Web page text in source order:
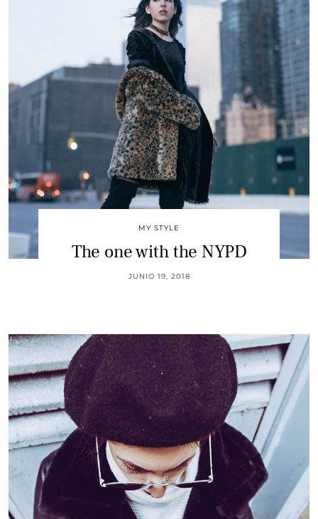
MY STYLE
The one with the NYPD
JUNIO 19, 2018